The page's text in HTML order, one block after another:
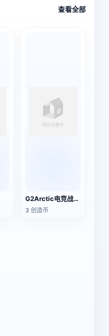
查看全部
G2Arctic电竞战队队服
3 创造币